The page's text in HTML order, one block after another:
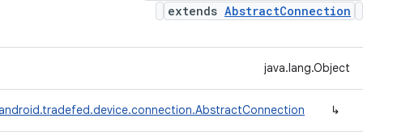
extends AbstractConnection
java.lang.Object
↳